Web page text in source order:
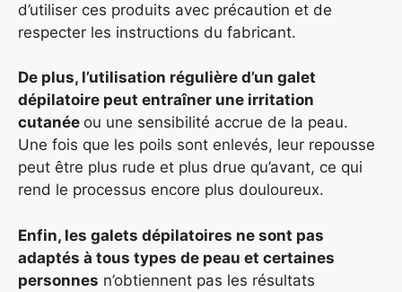
d’utiliser ces produits avec précaution et de
respecter les instructions du fabricant.
De plus, l’utilisation régulière d’un galet
dépilatoire peut entraîner une irritation
cutanée ou une sensibilité accrue de la peau.
Une fois que les poils sont enlevés, leur repousse
peut être plus rude et plus drue qu’avant, ce qui
rend le processus encore plus douloureux.
Enfin, les galets dépilatoires ne sont pas
adaptés à tous types de peau et certaines
personnes n’obtiennent pas les résultats